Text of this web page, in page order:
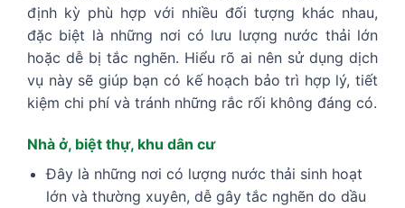
định kỳ phù hợp với nhiều đối tượng khác nhau,
đặc biệt là những nơi có lưu lượng nước thải lớn
hoặc dễ bị tắc nghẽn. Hiểu rõ ai nên sử dụng dịch
vụ này sẽ giúp bạn có kế hoạch bảo trì hợp lý, tiết
kiệm chi phí và tránh những rắc rối không đáng có.
Nhà ở, biệt thự, khu dân cư
Đây là những nơi có lượng nước thải sinh hoạt
lớn và thường xuyên, dễ gây tắc nghẽn do dầu